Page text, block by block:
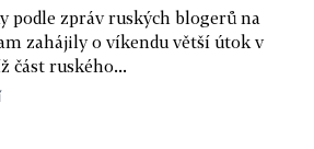
podle zpráv ruských blogerů na
zahájily o víkendu větší útok v
část ruského...